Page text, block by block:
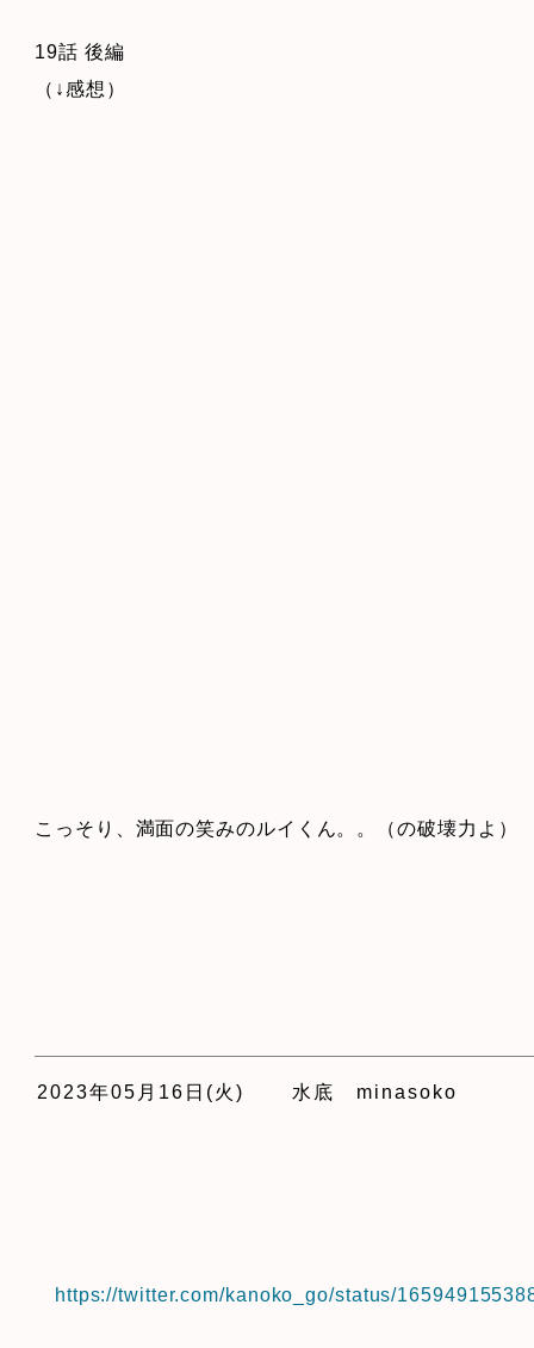
19話 後編
（↓感想）
こっそり、満面の笑みのルイくん。。（の破壊力よ）
2023年05月16日(火) 水底 minasoko
https://twitter.com/kanoko_go/status/